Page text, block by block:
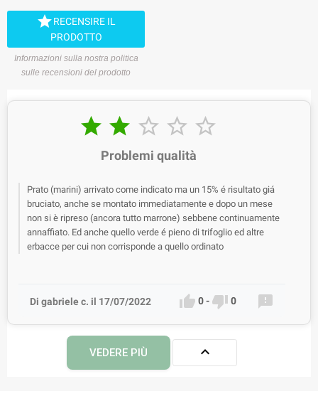
RECENSIRE IL
PRODOTTO
Informazioni sulla nostra politica
sulle recensioni del prodotto
    
Problemi qualità
Prato (marini) arrivato come indicato ma un 15% é risultato giá
bruciato, anche se montato immediatamente e dopo un mese
non si è ripreso (ancora tutto marrone) sebbene continuamente
annaffiato. Ed anche quello verde é pieno di trifoglio ed altre
erbacce per cui non corrisponde a quello ordinato
Di gabriele c. il 17/07/2022  0-  0 
VEDERE PIÙ 